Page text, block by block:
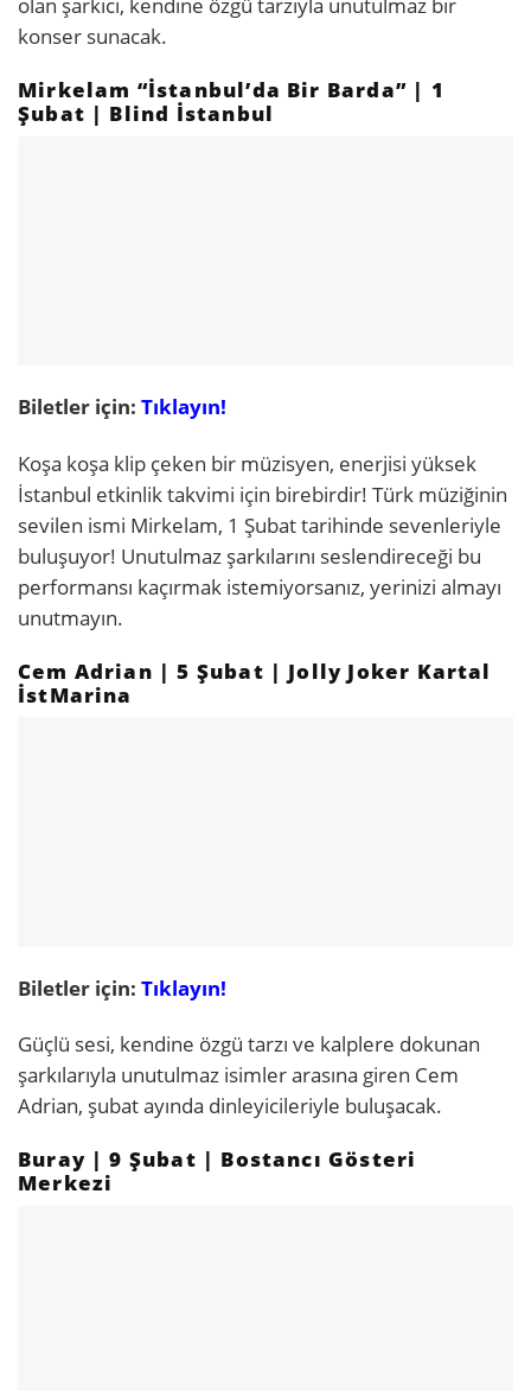
olan şarkıcı, kendine özgü tarzıyla unutulmaz bir
konser sunacak.
Mirkelam “İstanbul’da Bir Barda” | 1
Şubat | Blind İstanbul
Biletler için: Tıklayın!
Koşa koşa klip çeken bir müzisyen, enerjisi yüksek
İstanbul etkinlik takvimi için birebirdir! Türk müziğinin
sevilen ismi Mirkelam, 1 Şubat tarihinde sevenleriyle
buluşuyor! Unutulmaz şarkılarını seslendireceği bu
performansı kaçırmak istemiyorsanız, yerinizi almayı
unutmayın.
Cem Adrian | 5 Şubat | Jolly Joker Kartal
İstMarina
Biletler için: Tıklayın!
Güçlü sesi, kendine özgü tarzı ve kalplere dokunan
şarkılarıyla unutulmaz isimler arasına giren Cem
Adrian, şubat ayında dinleyicileriyle buluşacak.
Buray | 9 Şubat | Bostancı Gösteri
Merkezi